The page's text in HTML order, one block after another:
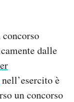
dalle
nell’esercito è
un concorso